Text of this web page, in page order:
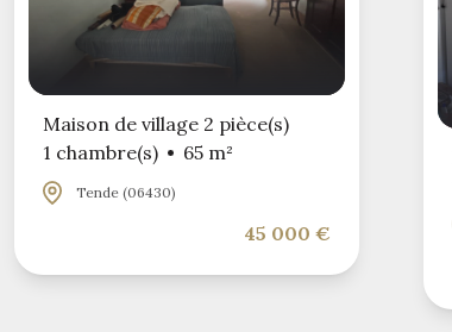
Maison de village 2 pièce(s)
1 chambre(s)
65 m²
Tende (06430)
45 000 €